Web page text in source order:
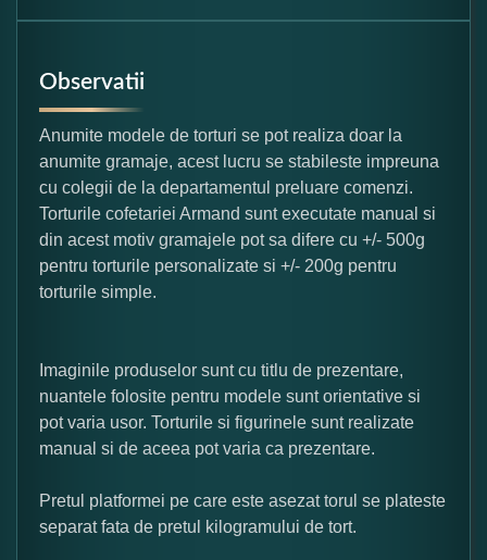
Observatii
Anumite modele de torturi se pot realiza doar la
anumite gramaje, acest lucru se stabileste impreuna
cu colegii de la departamentul preluare comenzi.
Torturile cofetariei Armand sunt executate manual si
din acest motiv gramajele pot sa difere cu +/- 500g
pentru torturile personalizate si +/- 200g pentru
torturile simple.
Imaginile produselor sunt cu titlu de prezentare,
nuantele folosite pentru modele sunt orientative si
pot varia usor. Torturile si figurinele sunt realizate
manual si de aceea pot varia ca prezentare.
Pretul platformei pe care este asezat torul se plateste
separat fata de pretul kilogramului de tort.